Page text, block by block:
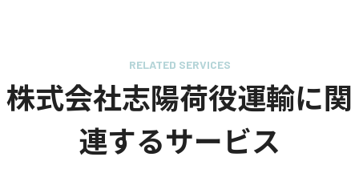
RELATED SERVICES
株式会社志陽荷役運輸に関
連するサービス